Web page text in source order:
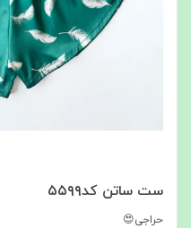
ست ساتن کد۵۵۹۹
حراجی😍